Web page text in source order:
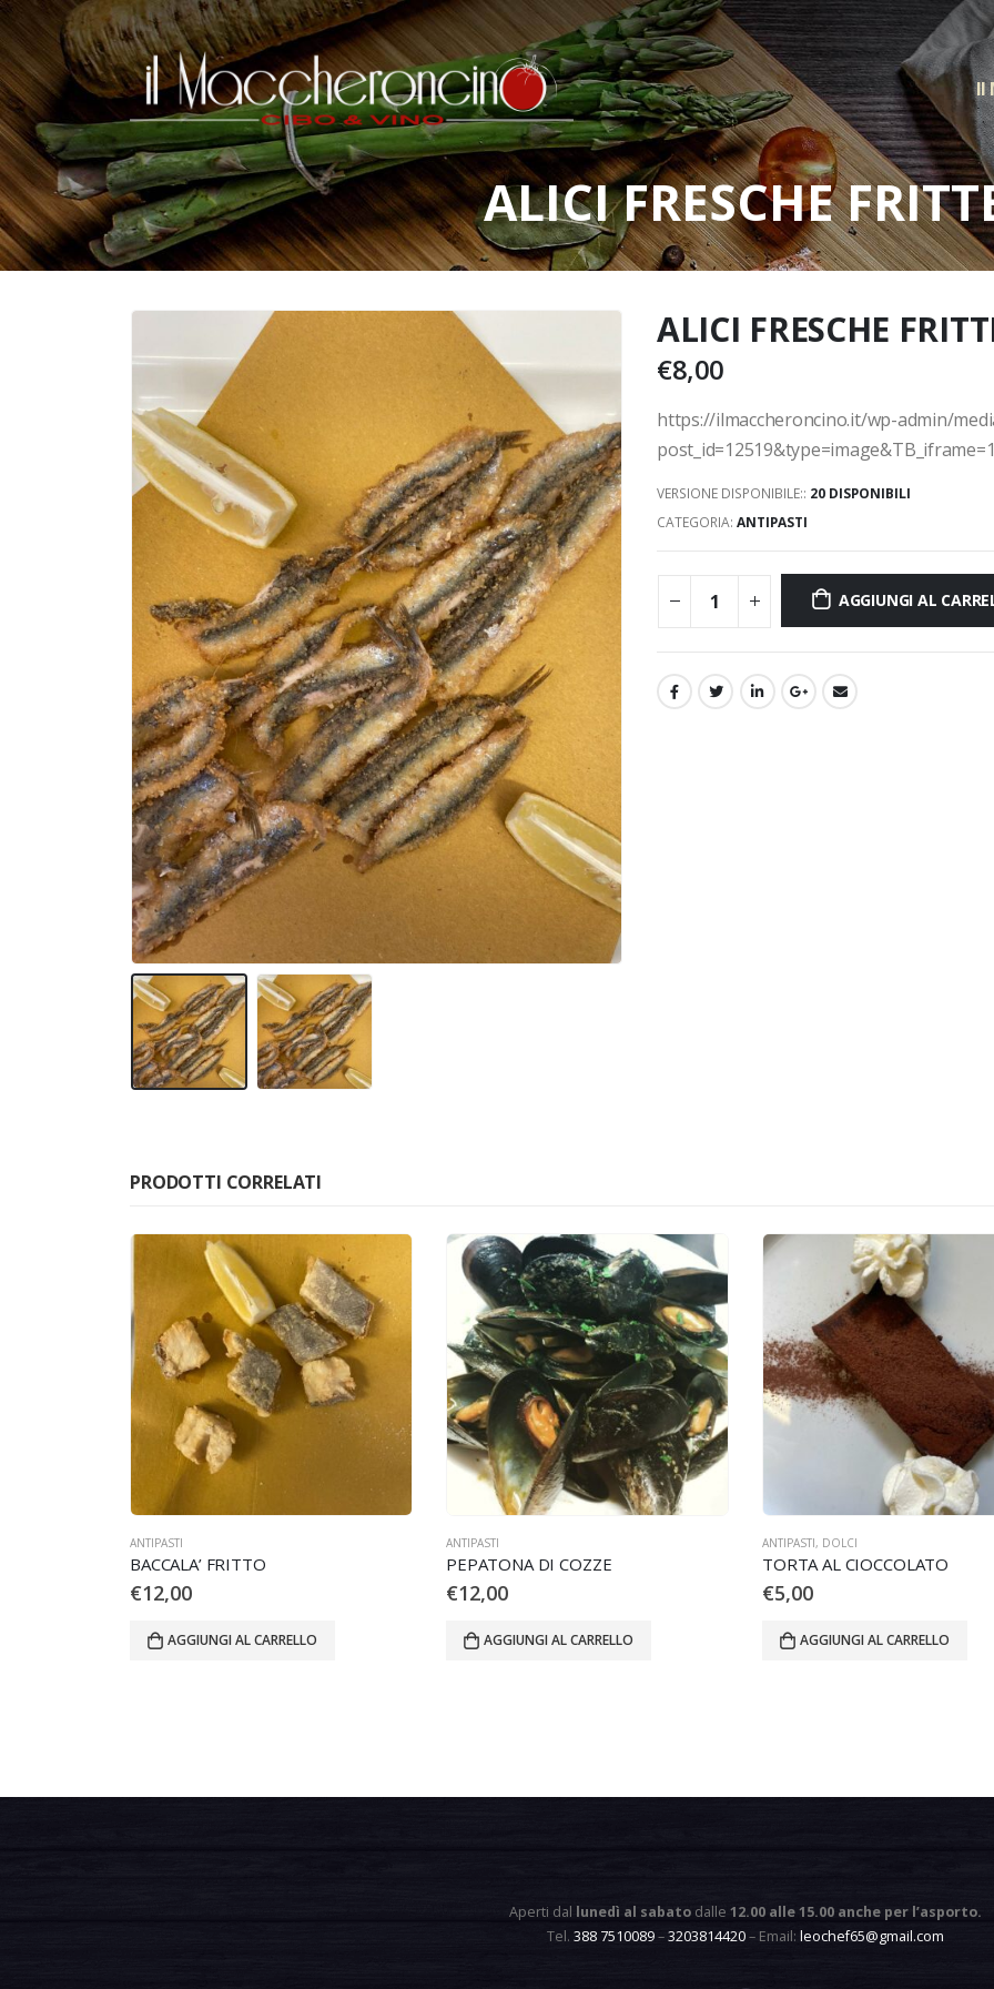
Il
ALICI FRESCHE
ALICI FRESCHE
€8,00
https://ilmaccheroncino.it/wp-admin/
VERSIONE DISPONIBILE:: 20 DISPONIBILI
CATEGORIA: ANTIPASTI
AGGIUNGI AL
PRODOTTI CORRELATI
ANTIPASTI
BACCALA’ FRITTO
€12,00
AGGIUNGI AL CARRELLO
ANTIPASTI
PEPATONA DI COZZE
€12,00
AGGIUNGI AL CARRELLO
ANTIPASTI, DOLCI
TORTA AL CIOCCOLATO
€5,00
AGGIUNGI AL CARRELLO
Aperti dal lunedì al sabato dalle 12.00 alle 15.00 anche per l’asporto.
Tel. 388 7510089–3203814420– Email: leochef65@gmail.com